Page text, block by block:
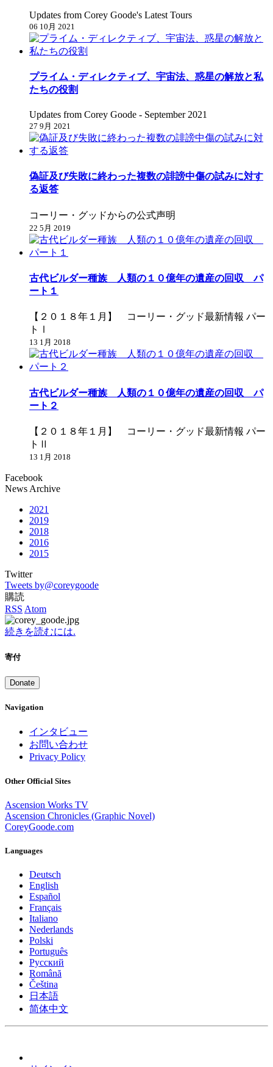
Updates from Corey Goode's Latest Tours
06 10月 2021
プライム・ディレクティブ、宇宙法、惑星の解放と私
たちの役割
Updates from Corey Goode - September 2021
27 9月 2021
偽証及び失敗に終わった複数の誹謗中傷の試みに対す
る返答
コーリー・グッドからの公式声明
22 5月 2019
古代ビルダー種族 人類の１０億年の遺産の回収 パ
ート１
【２０１８年１月】 コーリー・グッド最新情報 パー
トⅠ
13 1月 2018
古代ビルダー種族 人類の１０億年の遺産の回収 パ
ート２
【２０１８年１月】 コーリー・グッド最新情報 パー
トⅡ
13 1月 2018
Facebook
News Archive
2021
2019
2018
2016
2015
Twitter
Tweets by@coreygoode
購読
RSS Atom
続きを読むには.
寄付
Donate
Navigation
インタビュー
お問い合わせ
Privacy Policy
Other Official Sites
Ascension Works TV
Ascension Chronicles (Graphic Novel)
CoreyGoode.com
Languages
Deutsch
English
Español
Français
Italiano
Nederlands
Polski
Português
Pусский
Română
Čeština
日本語
简体中文